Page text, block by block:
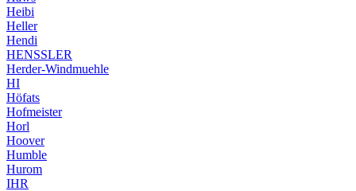
Heibi
Heller
Hendi
HENSSLER
Herder-Windmuehle
HI
Höfats
Hofmeister
Horl
Hoover
Humble
Hurom
IHR